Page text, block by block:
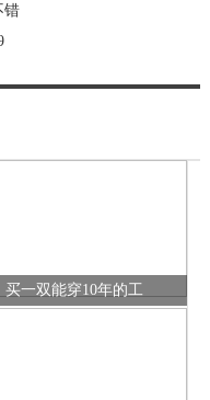
错
买一双能穿10年的工